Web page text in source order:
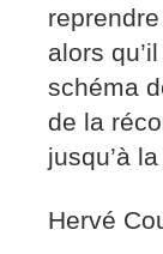
alors
schéma
de la
jusqu’à
Hervé